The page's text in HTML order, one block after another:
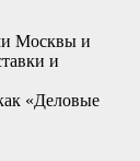
Москвы и
и
«Деловые